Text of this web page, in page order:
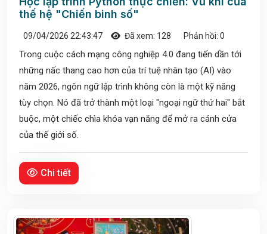
thế hệ "Chiến binh số"
09/04/2026 22:43:47 Đã xem: 128 Phản hồi: 0
Trong cuộc cách mạng công nghiệp 4.0 đang tiến dần tới
những nấc thang cao hơn của trí tuệ nhân tạo (AI) vào
năm 2026, ngôn ngữ lập trình không còn là một kỹ năng
tùy chọn. Nó đã trở thành một loại "ngoại ngữ thứ hai" bắt
buộc, một chiếc chìa khóa vạn năng để mở ra cánh cửa
của thế giới số.
Chi tiết